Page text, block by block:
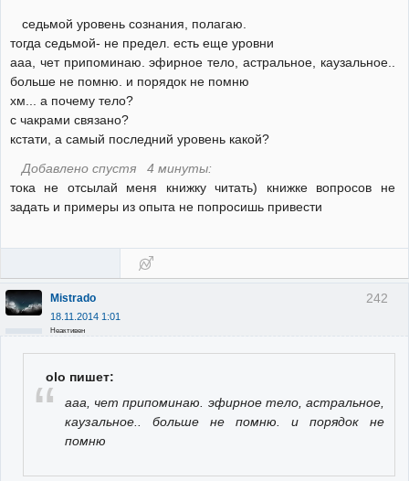
седьмой уровень сознания, полагаю.
тогда седьмой- не предел. есть еще уровни
ааа, чет припоминаю. эфирное тело, астральное, каузальное..
больше не помню. и порядок не помню
хм... а почему тело?
с чакрами связано?
кстати, а самый последний уровень какой?
Добавлено спустя 4 минуты:
тока не отсылай меня книжку читать) книжке вопросов не
задать и примеры из опыта не попросишь привести
242
Mistrado
18.11.2014 1:01
Неактивен
olo пишет:
ааа, чет припоминаю. эфирное тело, астральное,
каузальное.. больше не помню. и порядок не
помню